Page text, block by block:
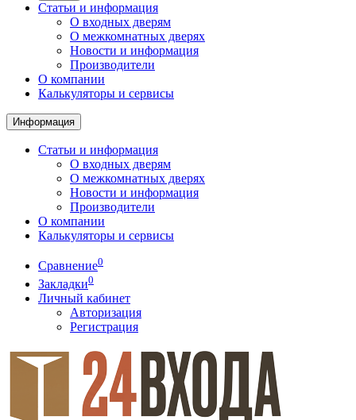
Статьи и информация
О входных дверям
О межкомнатных дверях
Новости и информация
Производители
О компании
Калькуляторы и сервисы
Информация
Статьи и информация
О входных дверям
О межкомнатных дверях
Новости и информация
Производители
О компании
Калькуляторы и сервисы
Сравнение0
Закладки0
Личный кабинет
Авторизация
Регистрация